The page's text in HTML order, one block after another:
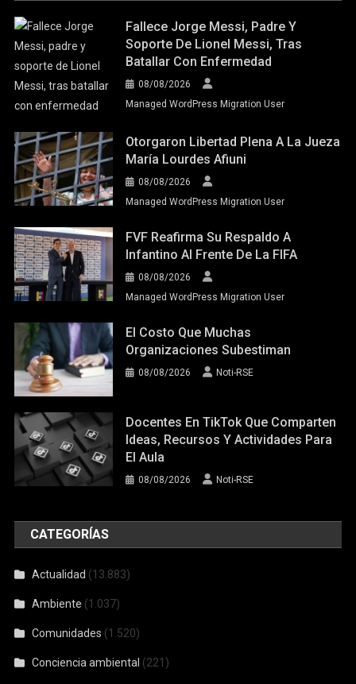
Fallece Jorge Messi, Padre Y
Soporte De Lionel Messi, Tras
Batallar Con Enfermedad
08/08/2026
Managed WordPress Migration User
Otorgaron Libertad Plena A La Jueza
María Lourdes Afiuni
08/08/2026
Managed WordPress Migration User
FVF Reafirma Su Respaldo A
Infantino Al Frente De La FIFA
08/08/2026
Managed WordPress Migration User
El Costo Que Muchas
Organizaciones Subestiman
08/08/2026 Noti-RSE
Docentes En TikTok Que Comparten
Ideas, Recursos Y Actividades Para
El Aula
08/08/2026 Noti-RSE
CATEGORÍAS
Actualidad (13.883)
Ambiente (1.037)
Comunidades (1.520)
Conciencia ambiental (221)